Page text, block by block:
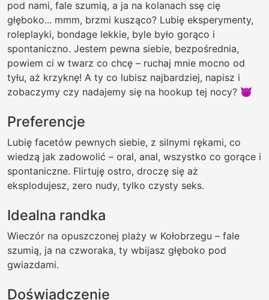
pod nami, fale szumią, a ja na kolanach ssę cię
głęboko... mmm, brzmi kusząco? Lubię eksperymenty,
roleplayki, bondage lekkie, byle było gorąco i
spontaniczno. Jestem pewna siebie, bezpośrednia,
powiem ci w twarz co chcę – ruchaj mnie mocno od
tyłu, aż krzyknę! A ty co lubisz najbardziej, napisz i
zobaczymy czy nadajemy się na hookup tej nocy? 😈
Preferencje
Lubię facetów pewnych siebie, z silnymi rękami, co
wiedzą jak zadowolić – oral, anal, wszystko co gorące i
spontaniczne. Flirtuję ostro, droczę się aż
eksplodujesz, zero nudy, tylko czysty seks.
Idealna randka
Wieczór na opuszczonej plaży w Kołobrzegu – fale
szumią, ja na czworaka, ty wbijasz głęboko pod
gwiazdami.
Doświadczenie